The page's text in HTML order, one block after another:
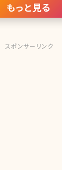
もっと見る
スポンサーリンク